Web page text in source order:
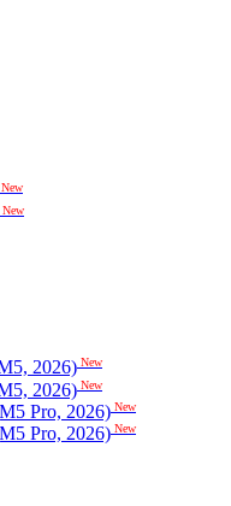
New
New
2026) New
2026) New
Pro, 2026) New
Pro, 2026) New